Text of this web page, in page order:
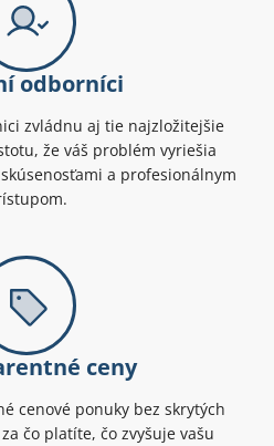
odborníci
zvládnu aj tie najzložitejšie
že váš problém vyriešia
a profesionálnym
ceny
cenové ponuky bez skrytých
čo platíte, čo zvyšuje vašu